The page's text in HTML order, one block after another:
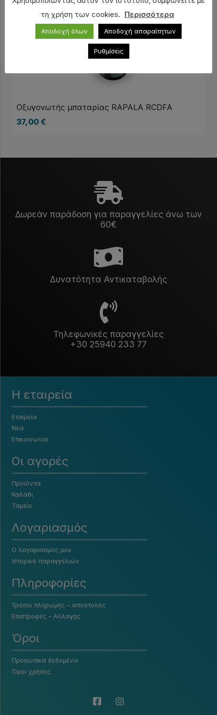
Οξυγονωτής μπαταρίας RAPALA RCDFA
37,00 €
Δωρεάν παράδοση για παραγγελίες άνω των
60€
Δυνατότητα Αντικαταβολής
Τηλεφωνικές παραγγελίες
+30 25940 233 77
Η εταιρεία
Εταιρεία
Νέα
Επικοινωνία
Οι αγορές
Προϊόντα
Καλάθι
Ταμείο
Λογαριασμός
Ο λογαριασμός μου
Ιστορικό παραγγελιών
Πληροφορίες
Τρόποι πληρωμής – αποστολής
Επιστροφές – Αλλαγής
Όροι
Προσωπικά δεδομένα
Όροι χρήσης
τη χρήση των cookies. Περισσότερα
Αποδοχή όλων Αποδοχή απαραίτητων
Ρυθμίσεις